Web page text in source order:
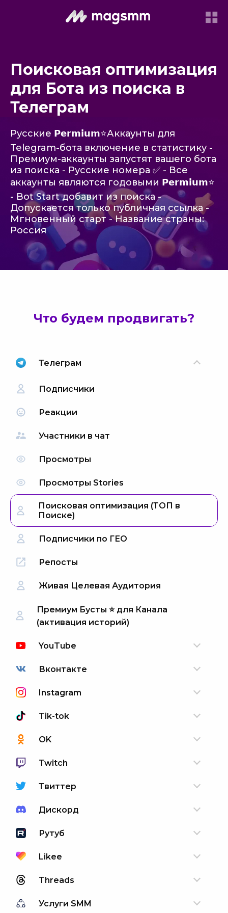
Поисковая оптимизация
для Бота из поиска в
Телеграм
Русские 𝗣𝗲𝗿𝗺𝗶𝘂𝗺⭐️Аккаунты для
Telegram-бота включение в статистику -
Премиум-аккаунты запустят вашего бота
из поиска - Русские номера ✅ - Все
аккаунты являются годовыми 𝗣𝗲𝗿𝗺𝗶𝘂𝗺⭐️
- Bot Start добавит из поиска -
Допускается только публичная ссылка -
Мгновенный старт - Название страны:
Россия
Что будем продвигать?
Телеграм
Подписчики
Реакции
Участники в чат
Просмотры
Просмотры Stories
Поисковая оптимизация (ТОП в
Поиске)
Подписчики по ГЕО
Репосты
Живая Целевая Аудитория
Премиум Бусты ⭐️ для Канала
(активация историй)
YouTube
Вконтакте
Instagram
Tik-tok
OK
Twitch
Твиттер
Дискорд
Рутуб
Likee
Threads
Услуги SMM